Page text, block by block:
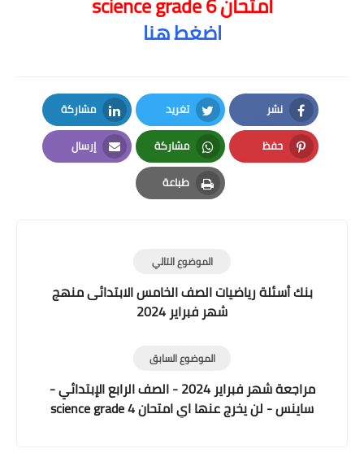
اضغط هنا
نشر
Facebook
تغريد
Twitter
مشاركة
LinkedIn
حفظ
Pinterest
مشاركة
Whatsapp
إرسال
Email
طباعة
Print
الموضوع التالي
بنك أسئلة رياضيات الصف الخامس الابتدائى منهج
شهر فبراير 2024
الموضوع السابق
مراجعة شهر فبراير 2024 - الصف الرابع الإبتدائي -
ساينس - لن يخرج عنها اي امتحان science grade 4